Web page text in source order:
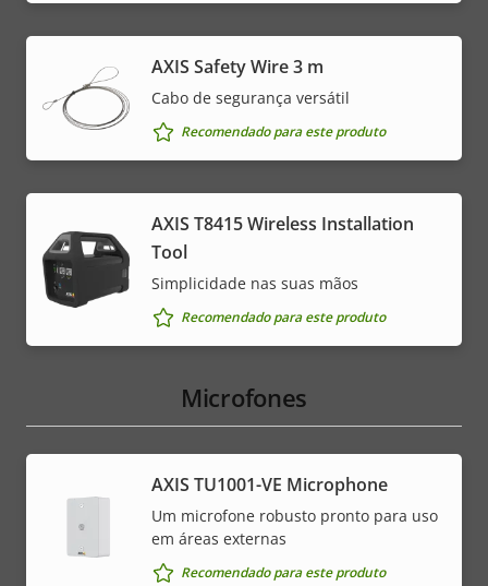
AXIS Safety Wire 3 m
Cabo de segurança versátil
Recomendado para este produto
AXIS T8415 Wireless Installation
Tool
Simplicidade nas suas mãos
Recomendado para este produto
Microfones
AXIS TU1001-VE Microphone
Um microfone robusto pronto para uso
em áreas externas
Recomendado para este produto